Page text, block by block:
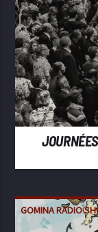
GOMINA RADIO